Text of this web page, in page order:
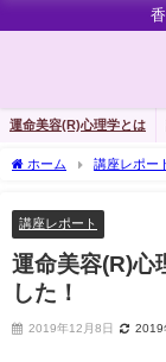
運命美容(R)心理学とは
ホーム 講座レポー
講座レポート
運命美容(R)
した！
2019年12月8日 2019